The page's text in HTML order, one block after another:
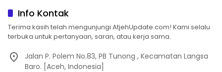
Info Kontak
Terima kasih telah mengunjungi AtjehUpdate.com! Kami selalu
terbuka untuk pertanyaan, saran, atau kerja sama.
Jalan P. Polem No.83, PB Tunong , Kecamatan Langsa
Baro. [Aceh, Indonesia]